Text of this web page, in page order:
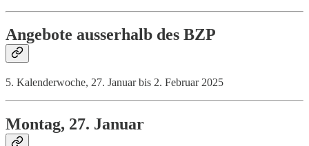
Angebote ausserhalb des BZP
5. Kalenderwoche, 27. Januar bis 2. Februar 2025
Montag, 27. Januar